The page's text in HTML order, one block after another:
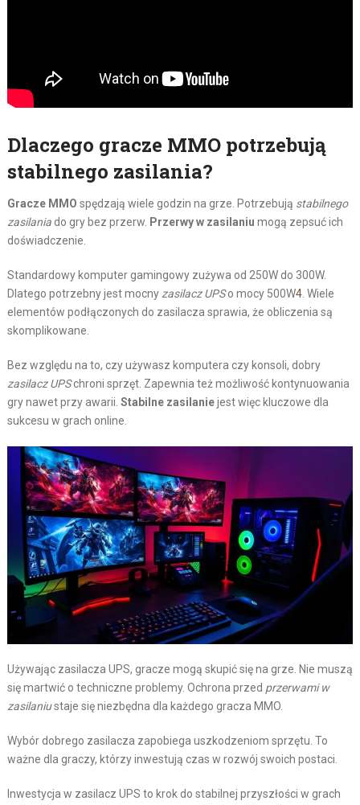
Dlaczego gracze MMO potrzebują
stabilnego zasilania?
Gracze MMO spędzają wiele godzin na grze. Potrzebują stabilnego
zasilaniado gry bez przerw. Przerwy w zasilaniu mogą zepsuć ich
doświadczenie.
Standardowy komputer gamingowy zużywa od 250W do 300W.
Dlatego potrzebny jest mocnyzasilacz UPSo mocy 500W4. Wiele
elementów podłączonych do zasilacza sprawia, że obliczenia są
skomplikowane.
Bez względu na to, czy używasz komputera czy konsoli, dobry
zasilacz UPSchroni sprzęt. Zapewnia też możliwość kontynuowania
gry nawet przy awarii. Stabilne zasilaniejest więc kluczowe dla
sukcesu w grach online.
Używając zasilacza UPS, gracze mogą skupić się na grze. Nie muszą
się martwić o techniczne problemy. Ochrona przed przerwami w
zasilaniustaje się niezbędna dla każdego gracza MMO.
Wybór dobrego zasilacza zapobiega uszkodzeniom sprzętu. To
ważne dla graczy, którzy inwestują czas w rozwój swoich postaci.
Inwestycja w zasilacz UPS to krok do stabilnej przyszłości w grach